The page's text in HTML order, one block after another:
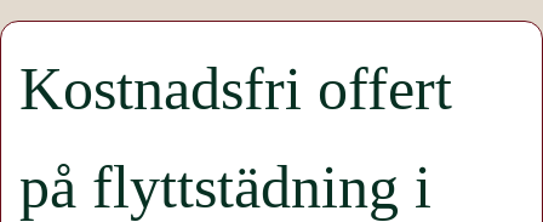
Kostnadsfri offert
på flyttstädning i